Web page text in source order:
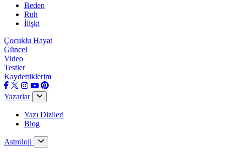
Beden
Ruh
İlişki
Çocuklu Hayat
Güncel
Video
Testler
Kaydettiklerim
Yazarlar
Yazı Dizileri
Blog
Astroloji